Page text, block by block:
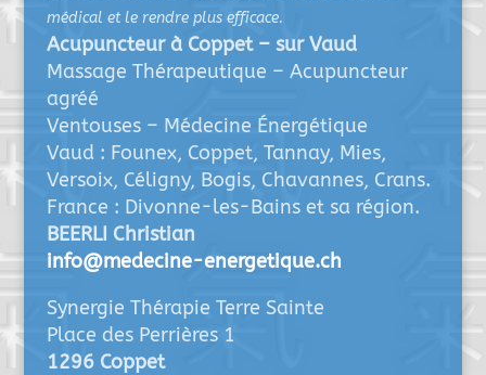
médical et le rendre plus efficace.
Acupuncteur à Coppet – sur Vaud
Massage Thérapeutique – Acupuncteur
agréé
Ventouses – Médecine Énergétique
Vaud : Founex, Coppet, Tannay, Mies,
Versoix, Céligny, Bogis, Chavannes, Crans.
France : Divonne-les-Bains et sa région.
BEERLI Christian
info@medecine-energetique.ch
Synergie Thérapie Terre Sainte
Place des Perrières 1
1296 Coppet